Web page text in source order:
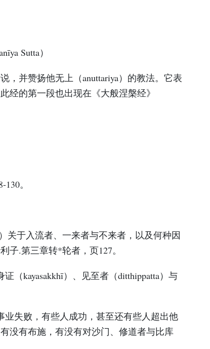
Sutta）
，并赞扬他无上（anuttariya）的教法。它表
经的第一段也出现在《大般涅槃经》
。
关于入流者、一来者与不来者，以及何种因
子.第三章转*轮者，页127。
（kayasakkhī）、见至者（ditthippatta）与
业失败，有些人成功，甚至还有些人超出他
没有布施，有没有对沙门、修道者与比库